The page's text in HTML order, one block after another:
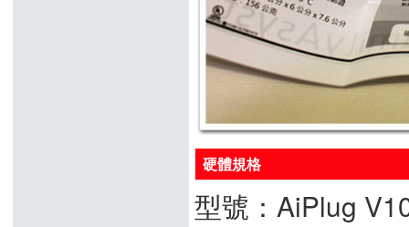
硬體規格
型號：AiPlug